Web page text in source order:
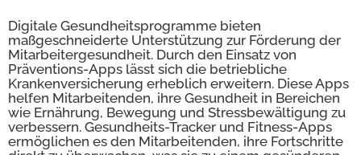
Digitale Gesundheitsprogramme bieten
maßgeschneiderte Unterstützung zur Förderung der
Mitarbeitergesundheit. Durch den Einsatz von
Präventions-Apps lässt sich die betriebliche
Krankenversicherung erheblich erweitern. Diese Apps
helfen Mitarbeitenden, ihre Gesundheit in Bereichen
wie Ernährung, Bewegung und Stressbewältigung zu
verbessern. Gesundheits-Tracker und Fitness-Apps
ermöglichen es den Mitarbeitenden, ihre Fortschritte